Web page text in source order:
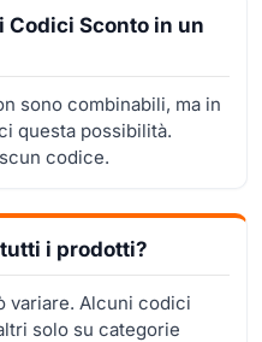
Codici Sconto in un
sono combinabili, ma in
questa possibilità.
codice.
i prodotti?
variare. Alcuni codici
solo su categorie